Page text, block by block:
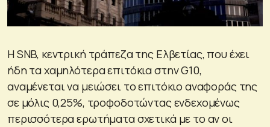
Η SNB, κεντρική τράπεζα της Ελβετίας, που έχει
ήδη τα χαμηλότερα επιτόκια στην G10,
αναμένεται να μειώσει το επιτόκιο αναφοράς της
σε μόλις 0,25%, τροφοδοτώντας ενδεχομένως
περισσότερα ερωτήματα σχετικά με το αν οι